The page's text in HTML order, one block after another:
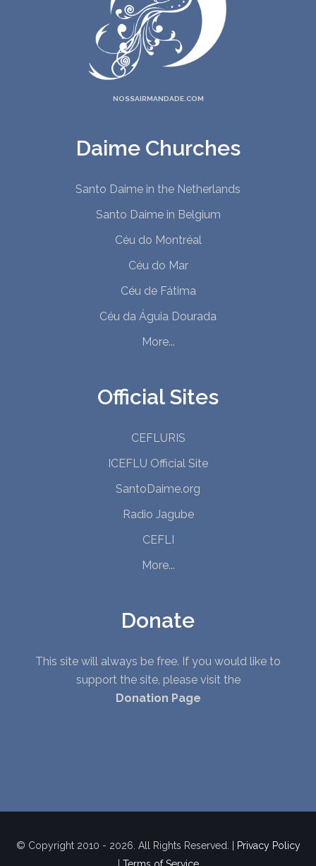
NOSSAIRMANDADE.COM
Daime Churches
Santo Daime in the Netherlands
Santo Daime in Belgium
Céu do Montréal
Céu do Mar
Céu de Fátima
Céu da Águia Dourada
More...
Official Sites
CEFLURIS
ICEFLU Official Site
SantoDaime.org
Radio Jagube
CEFLI
More...
Donate
This site will always be free. If you would like to
support the site, please visit the
Donation Page
© Copyright 2010 - 2026. All Rights Reserved. |
Privacy Policy
Terms of Service